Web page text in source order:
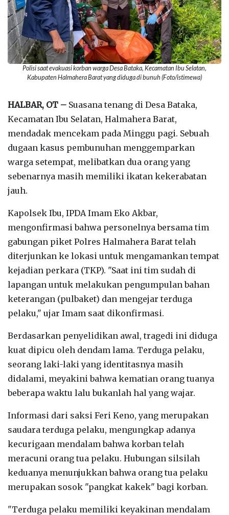
Polisi saat evakuasi korban warga Desa Bataka, Kecamatan Ibu Selatan,
Kabupaten Halmahera Barat yang diduga di bunuh (Foto/istimewa)
HALBAR, OT – Suasana tenang di Desa Bataka,
Kecamatan Ibu Selatan, Halmahera Barat,
mendadak mencekam pada Minggu pagi. Sebuah
dugaan kasus pembunuhan menggemparkan
warga setempat, melibatkan dua orang yang
sebenarnya masih memiliki ikatan kekerabatan
jauh.
Kapolsek Ibu, IPDA Imam Eko Akbar,
mengonfirmasi bahwa personelnya bersama tim
gabungan piket Polres Halmahera Barat telah
diterjunkan ke lokasi untuk mengamankan tempat
kejadian perkara (TKP). "Saat ini tim sudah di
lapangan untuk melakukan pengumpulan bahan
keterangan (pulbaket) dan mengejar terduga
pelaku," ujar Imam saat dikonfirmasi.
Berdasarkan penyelidikan awal, tragedi ini diduga
kuat dipicu oleh dendam lama. Terduga pelaku,
seorang laki-laki yang identitasnya masih
didalami, meyakini bahwa kematian orang tuanya
beberapa waktu lalu bukanlah hal yang wajar.
Informasi dari saksi Feri Keno, yang merupakan
saudara terduga pelaku, mengungkap adanya
kecurigaan mendalam bahwa korban telah
meracuni orang tua pelaku. Hubungan silsilah
keduanya menunjukkan bahwa orang tua pelaku
merupakan sosok "pangkat kakek" bagi korban.
"Terduga pelaku memiliki keyakinan mendalam